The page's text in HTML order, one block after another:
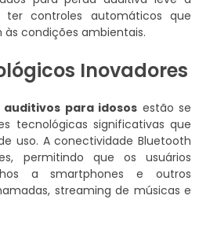
controles automáticos que
condições ambientais.
Inovadores
para idosos estão se
tecnológicas significativas que
uso. A conectividade Bluetooth
permitindo que os usuários
a smartphones e outros
streaming de músicas e